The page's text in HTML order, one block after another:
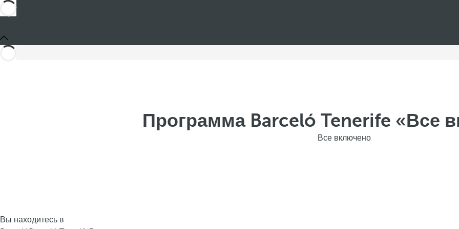
Программа Barceló Tenerife «Все
Все включено
Вы находитесь в